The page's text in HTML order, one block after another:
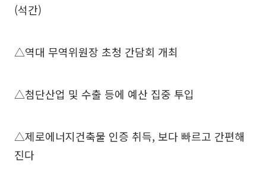
(석간)
△역대 무역위원장 초청 간담회 개최
△첨단산업 및 수출 등에 예산 집중 투입
△제로에너지건축물 인증 취득, 보다 빠르고 간편해
진다